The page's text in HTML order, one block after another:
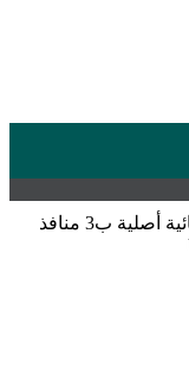
وصلة كهربائية أصلية ب3 منافذ